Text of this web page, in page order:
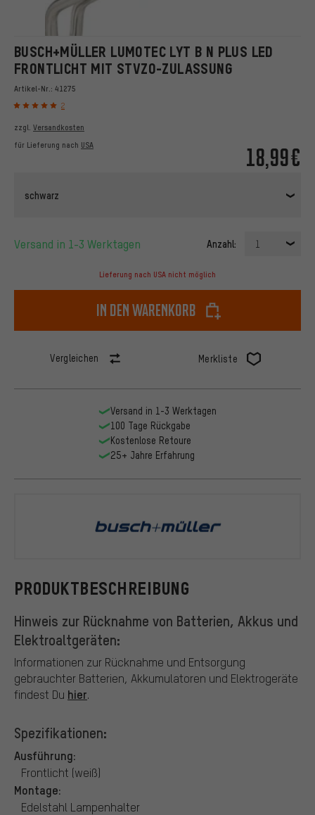
BUSCH+MÜLLER LUMOTEC LYT B N PLUS LED
FRONTLICHT MIT STVZO-ZULASSUNG
Artikel-Nr.: 41275
2
18,99€
zzgl. Versandkosten
für Lieferung nach USA
schwarz
Versand in 1-3 Werktagen Anzahl: 1
Lieferung nach USA nicht möglich
In den Warenkorb
Vergleichen Merkliste
PRODUKTBESCHREIBUNG
Hinweis zur Rücknahme von Batterien, Akkus und
Elektroaltgeräten:
Informationen zur Rücknahme und Entsorgung
gebrauchter Batterien, Akkumulatoren und Elektrogeräte
findest Du hier.
Spezifikationen:
Ausführung:
Frontlicht (weiß)
Montage:
Edelstahl Lampenhalter
Versand in 1-3 Werktagen
100 Tage Rückgabe
Kostenlose Retoure
25+ Jahre Erfahrung